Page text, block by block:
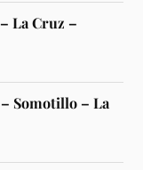
– La Cruz –
– Somotillo – La